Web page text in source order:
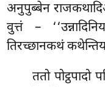
अनुपुब्बेन
वुत्तं –
तिरच्छानकथं
ततो